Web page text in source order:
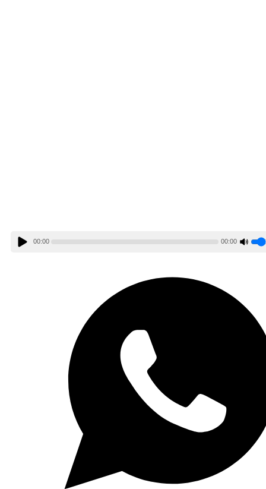
00:00 00:00